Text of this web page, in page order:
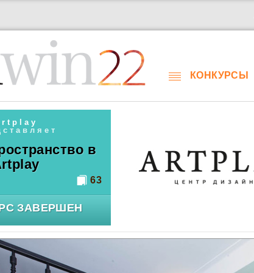
22 КОНКУРСЫ
в
63
ЗАВЕРШЕН
Работ